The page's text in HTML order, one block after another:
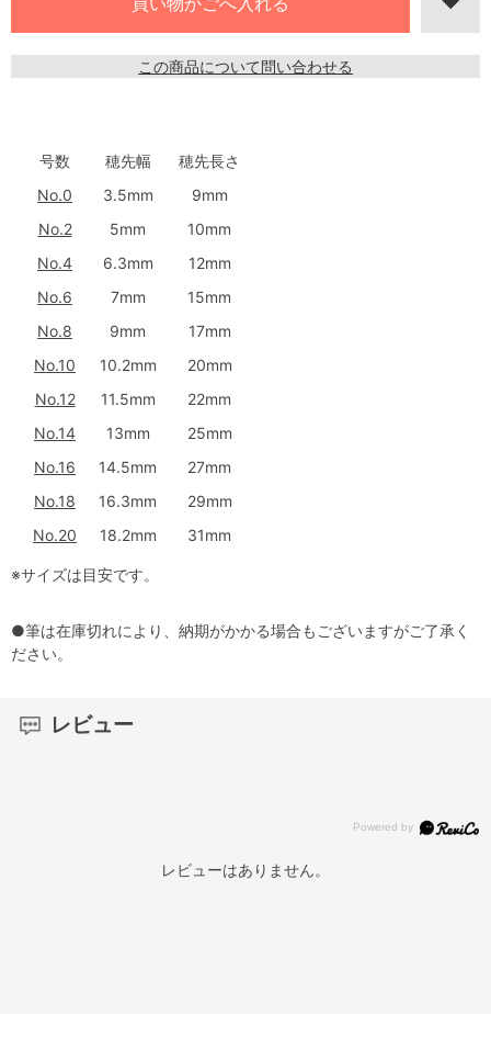
この商品について問い合わせる
号数 穂先幅
穂先長さ
No.0
3.5mm
9mm
No.2
5mm
10mm
No.4
6.3mm
12mm
No.6
7mm
15mm
No.8
9mm
17mm
No.10
10.2mm
20mm
No.12
11.5mm
22mm
No.14
13mm
25mm
No.16
14.5mm
27mm
No.18
16.3mm
29mm
No.20
18.2mm 31mm
※サイズは目安です。
●筆は在庫切れにより、納期がかかる場合もございますがご了承く
ださい。
レビュー
レビューはありません。